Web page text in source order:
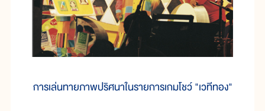
การเล่นทายภาพปริศนาในรายการเกมโชว์ "เวทีทอง"